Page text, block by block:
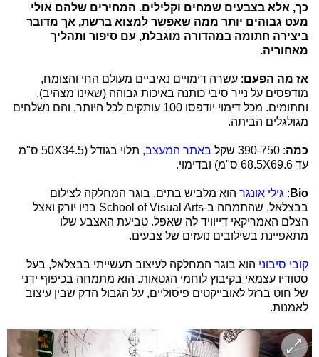
כך, אלא בצבעים שמחים וקלילים. המחירים שלהם אולי
מעט גבוהים יותר ממה שאפשר למצוא ברשת, אך מדובר
ביצירה חתומה במהדורה מוגבלת, עם סיפור ותהליך
מאחוריה.
אז מה הפעם: עשרה דימויים נאיביים מעולם החי והצומח,
מודפסים על נייר סיבי כותנה באיכות גבוהה (שאינו מצהיב),
וחתומים. מכל דימוי יודפסו 100 עותקים לכל היותר, והם נשלחים
מגולגלים הביתה.
כמה: 390-750 שקל באתר המעצב,
תלוי בגודל (50X34.5 ס"מ
עד 68.5X69.6 ס"מ) ובדימוי.
Bio
: גילי אונגרהוא מלביש בתים, בוגר המחלקה לצילום
בבצלאל, שהתמחה ב-School of Visual Arts בניו יורק ואצל
הצלם האמריקאי דייוויד לה שאפל. טביעת האצבע שלו
מתאפיינת בשילובים נועזים של צבעים.
קובי סיבוני הוא בוגר המחלקה לעיצוב תעשייתי בבצלאל, בעל
סטודיו עצמאי בקיבוץ לוחמי הגטאות. הוא מתמחה בכיפוף ידני
של חוט ברזל לאובייקטים פיסוליים, על הגבול הדק שבין עיצוב
לאמנות.